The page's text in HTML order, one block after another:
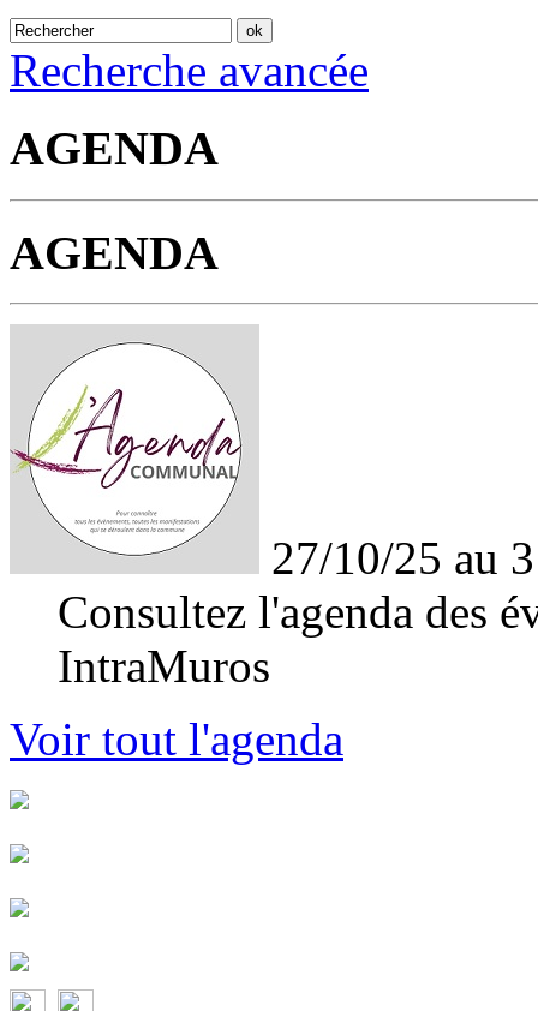
Recherche avancée
AGENDA
AGENDA
27/10/25 au
Consultez l'agenda des
IntraMuros
Voir tout l'agenda